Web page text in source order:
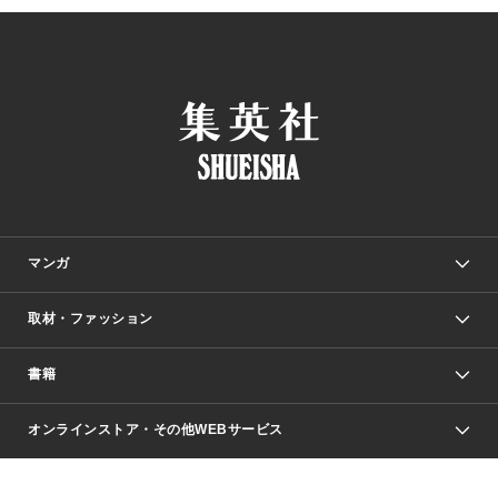
マンガ
少年マンガ
Vジャンプ
週刊ヤングジャンプ
取材・ファッション
Seventeen
芸能・情報・スポーツ
書籍
文芸・文庫・総合
オンラインストア・その他WEBサービス